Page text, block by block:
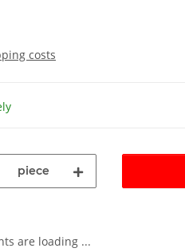
costs
piece
are loading ...